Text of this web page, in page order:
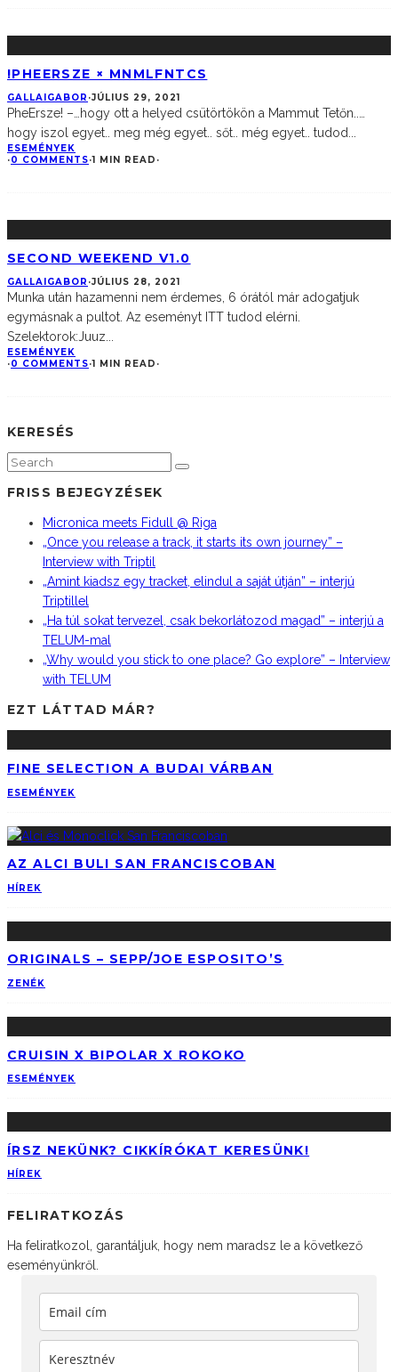
!PHEERSZE × MNMLFNTCS
GALLAIGABOR ·JÚLIUS 29, 2021
PheErsze! –…hogy ott a helyed csütörtökön a Mammut Tetőn..…
hogy iszol egyet.. meg még egyet.. sőt.. még egyet.. tudod
ESEMÉNYEK
·0 COMMENTS·1 MIN READ ·
SECOND WEEKEND V1.0
GALLAIGABOR ·JÚLIUS 28, 2021
Munka után hazamenni nem érdemes, 6 órától már adogatjuk
egymásnak a pultot. Az eseményt ITT tudod elérni.
Szelektorok:Juuz...
ESEMÉNYEK
·0 COMMENTS·1 MIN READ ·
KERESÉS
FRISS BEJEGYZÉSEK
Micronica meets Fidull @ Riga
„Once you release a track, it starts its own journey” –
Interview with Triptil
„Amint kiadsz egy tracket, elindul a saját útján” – interjú
Triptillel
„Ha túl sokat tervezel, csak bekorlátozod magad” – interjú a
TELUM-mal
„Why would you stick to one place? Go explore” – Interview
with TELUM
EZT LÁTTAD MÁR?
FINE SELECTION A BUDAI VÁRBAN
ESEMÉNYEK
AZ ALCI BULI SAN FRANCISCOBAN
HÍREK
ORIGINALS – SEPP/JOE ESPOSITO’S
ZENÉK
CRUISIN X BIPOLAR X ROKOKO
ESEMÉNYEK
ÍRSZ NEKÜNK? CIKKÍRÓKAT KERESÜNK!
HÍREK
FELIRATKOZÁS
Ha feliratkozol, garantáljuk, hogy nem maradsz le a következő
eseményünkről.